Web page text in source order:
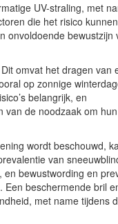
UV-straling, met
die het risico
onvoldoende bewustzijn
omvat het dragen van
op zonnige
belangrijk, en
van de noodzaak om
wordt beschouwd,
van
bewustwording en
beschermende bril
met name tijdens